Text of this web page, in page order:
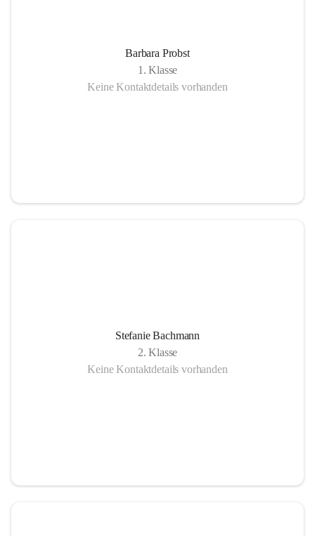
Barbara Probst
1. Klasse
Keine Kontaktdetails vorhanden
Stefanie Bachmann
2. Klasse
Keine Kontaktdetails vorhanden